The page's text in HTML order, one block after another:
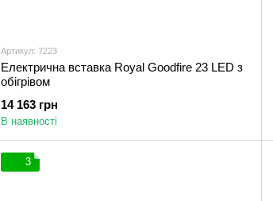
Артикул: 7223
Електрична вставка Royal Goodfire 23 LED з
обігрівом
14 163 грн
В наявності
3